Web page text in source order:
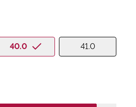
40.0 41.0